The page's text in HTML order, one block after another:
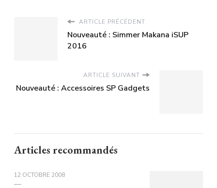
ARTICLE PRÉCÉDENT
Nouveauté : Simmer Makana iSUP
2016
ARTICLE SUIVANT
Nouveauté : Accessoires SP Gadgets
Articles recommandés
12 OCTOBRE 2008